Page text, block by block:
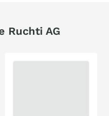
Ruchti AG